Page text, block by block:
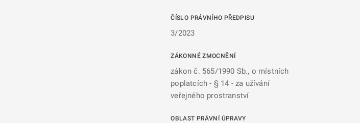
ČÍSLO PRÁVNÍHO PŘEDPISU
3/2023
ZÁKONNÉ ZMOCNĚNÍ
zákon č. 565/1990 Sb., o místních
poplatcích - § 14 - za užívání
veřejného prostranství
OBLAST PRÁVNÍ ÚPRAVY